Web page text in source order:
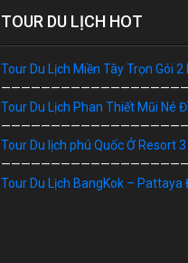
TOUR DU LỊCH HOT
Tour Du Lịch Miền Tây Trọn Gói
Tour Du Lịch Phan Thiết Mũi Né
Tour Du lịch phú Quốc Ở Resort
Tour Du Lịch BangKok – Pattaya